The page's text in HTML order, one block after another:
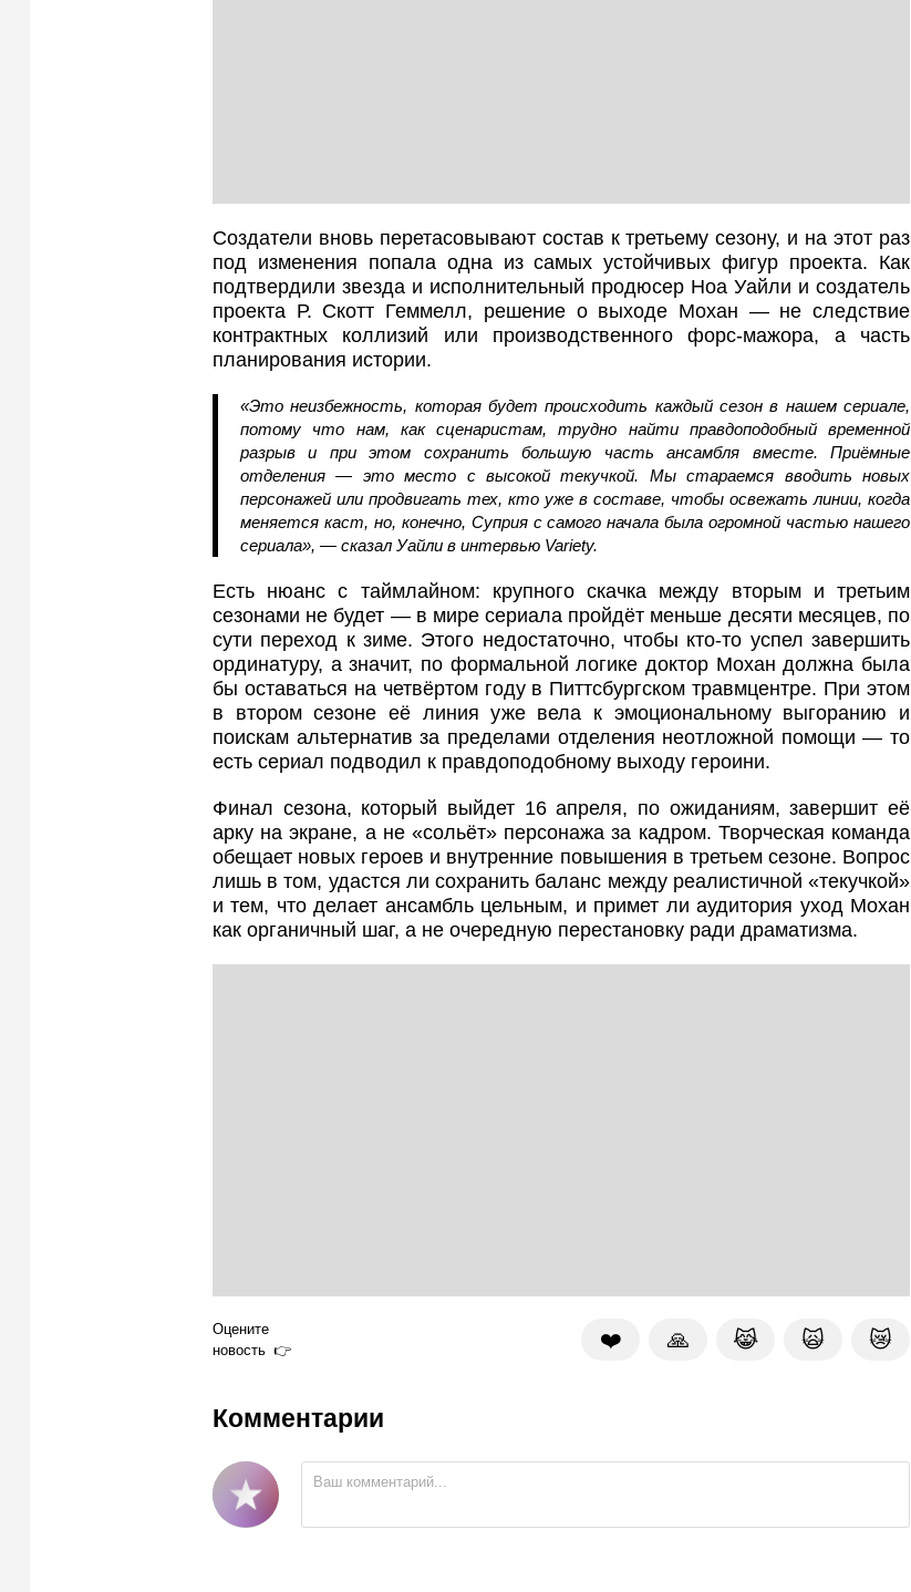
Создатели вновь перетасовывают состав к третьему сезону, и на этот раз
под изменения попала одна из самых устойчивых фигур проекта. Как
подтвердили звезда и исполнительный продюсер Ноа Уайли и создатель
проекта Р. Скотт Геммелл, решение о выходе Мохан — не следствие
контрактных коллизий или производственного форс-мажора, а часть
планирования истории.
«Это неизбежность, которая будет происходить каждый сезон в нашем сериале,
потому что нам, как сценаристам, трудно найти правдоподобный временной
разрыв и при этом сохранить большую часть ансамбля вместе. Приёмные
отделения — это место с высокой текучкой. Мы стараемся вводить новых
персонажей или продвигать тех, кто уже в составе, чтобы освежать линии, когда
меняется каст, но, конечно, Суприя с самого начала была огромной частью нашего
сериала», — сказал Уайли в интервью Variety.
Есть нюанс с таймлайном: крупного скачка между вторым и третьим
сезонами не будет — в мире сериала пройдёт меньше десяти месяцев, по
сути переход к зиме. Этого недостаточно, чтобы кто‑то успел завершить
ординатуру, а значит, по формальной логике доктор Мохан должна была
бы оставаться на четвёртом году в Питтсбургском травмцентре. При этом
в втором сезоне её линия уже вела к эмоциональному выгоранию и
поискам альтернатив за пределами отделения неотложной помощи — то
есть сериал подводил к правдоподобному выходу героини.
Финал сезона, который выйдет 16 апреля, по ожиданиям, завершит её
арку на экране, а не «сольёт» персонажа за кадром. Творческая команда
обещает новых героев и внутренние повышения в третьем сезоне. Вопрос
лишь в том, удастся ли сохранить баланс между реалистичной «текучкой»
и тем, что делает ансамбль цельным, и примет ли аудитория уход Мохан
как органичный шаг, а не очередную перестановку ради драматизма.
Оцените
новость
❤️ 🙏 😹 🙀 😿
Комментарии